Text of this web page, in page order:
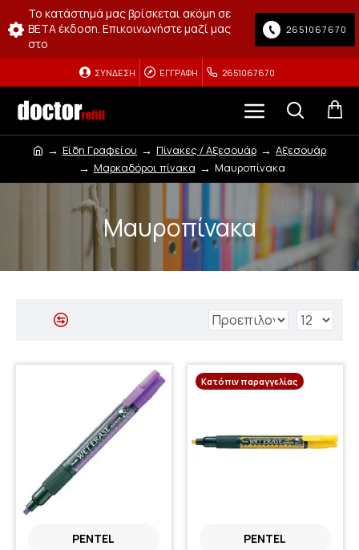
Το κατάστημά μας βρίσκεται ακόμη σε
BETA έκδοση. Επικοινωνήστε μαζί μας
στο
2651067670
ΣΎΝΔΕΣΗ ΕΓΓΡΑΦΉ 2651067670
Είδη Γραφείου Πίνακες / Αξεσουάρ
Αξεσουάρ
Μαρκαδόροι πίνακα
Μαυροπίνακα
Μαυροπίνακα
PENTEL
Κατόπιν παραγγελίας
PENTEL